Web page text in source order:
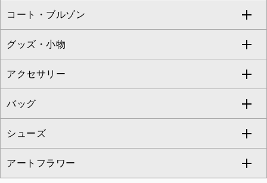
カーディガン
アンサンブルセット
ベスト・ジレ
パーカー
タンクトップ・キャミソール
スウェット・ジャージー
チュニック
ジャンパースカート
その他のワンピース・ドレス
クロップド・半端丈パンツ
ガウチョ・ワイドパンツ
ハーフ・ショート丈パンツ
サロペット・オールインワン
その他のパンツ
ロング・マキシ丈スカート
ひざ丈スカート
ミモレ丈スカート
ショート・ミニ丈スカート
その他のスカート
すべてのジャケット・スーツ
テーラードジャケット
ノーカラージャケット
セットアップ
セットアップジャケット
セットアップパンツ
コート・ブルゾン
すべてのコート・ブルゾン
トレンチコート
ピーコート
ダッフルコート
チェスターコート
グッズ・小物
すべてのグッズ・小物
マスク
ストール・マフラー・スヌード
ベルト・サスペンダー
アクセサリー
すべてのアクセサリー
ネックレス
ピアス・イヤリング
バッグ
すべてのバッグ
トートバッグ
シューズ
すべてのシューズ
アートフラワー